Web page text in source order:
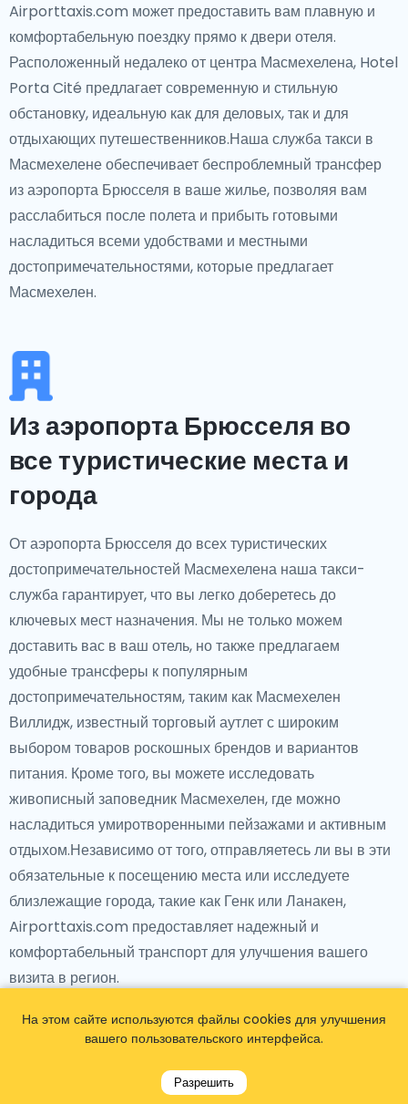
Airporttaxis.com может предоставить вам плавную и
комфортабельную поездку прямо к двери отеля.
Расположенный недалеко от центра Масмехелена, Hotel
Porta Cité предлагает современную и стильную
обстановку, идеальную как для деловых, так и для
отдыхающих путешественников.Наша служба такси в
Масмехелене обеспечивает беспроблемный трансфер
из аэропорта Брюсселя в ваше жилье, позволяя вам
расслабиться после полета и прибыть готовыми
насладиться всеми удобствами и местными
достопримечательностями, которые предлагает
Масмехелен.
Из аэропорта Брюсселя во
все туристические места и
города
От аэропорта Брюсселя до всех туристических
достопримечательностей Масмехелена наша такси-
служба гарантирует, что вы легко доберетесь до
ключевых мест назначения. Мы не только можем
доставить вас в ваш отель, но также предлагаем
удобные трансферы к популярным
достопримечательностям, таким как Масмехелен
Виллидж, известный торговый аутлет с широким
выбором товаров роскошных брендов и вариантов
питания. Кроме того, вы можете исследовать
живописный заповедник Масмехелен, где можно
насладиться умиротворенными пейзажами и активным
отдыхом.Независимо от того, отправляетесь ли вы в эти
обязательные к посещению места или исследуете
близлежащие города, такие как Генк или Ланакен,
Airporttaxis.com предоставляет надежный и
комфортабельный транспорт для улучшения вашего
визита в регион.
На этом сайте используются файлы cookies для улучшения
вашего пользовательского интерфейса.
Разрешить